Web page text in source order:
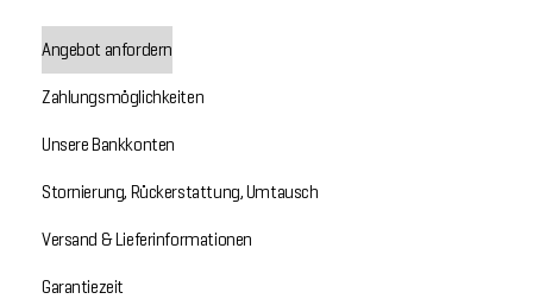
Angebot anfordern
Zahlungsmöglichkeiten
Unsere Bankkonten
Stornierung, Rückerstattung, Umtausch
Versand & Lieferinformationen
Garantiezeit